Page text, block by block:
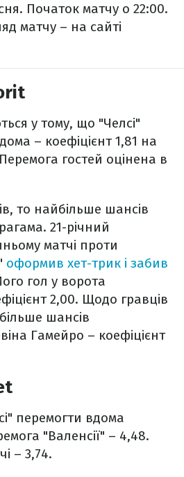
Початок матчу о 22:00.
матчу – на сайті
у тому, що "Челсі"
– коефіцієнт 1,81 на
гостей оцінена в
то найбільше шансів
21-річний
матчі проти
оформив хет-трик і забив
гол у ворота
2,00. Щодо гравців
шансів
Гамейро – коефіцієнт
перемогти вдома
"Валенсії" – 4,48.
– 3,74.